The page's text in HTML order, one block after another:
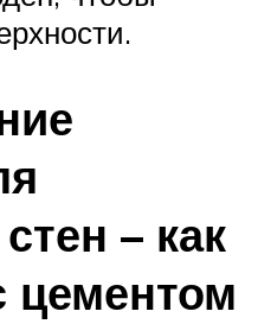
– как
цементом